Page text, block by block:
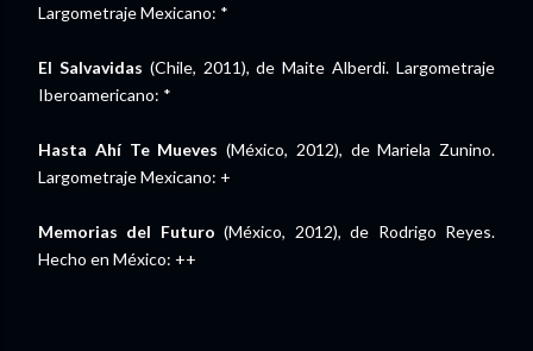
Largometraje Mexicano: *
El Salvavidas (Chile, 2011), de Maite Alberdi. Largometraje
Iberoamericano: *
Hasta Ahí Te Mueves (México, 2012), de Mariela Zunino.
Largometraje Mexicano: +
Memorias del Futuro(México, 2012), de Rodrigo Reyes.
Hecho en México: ++